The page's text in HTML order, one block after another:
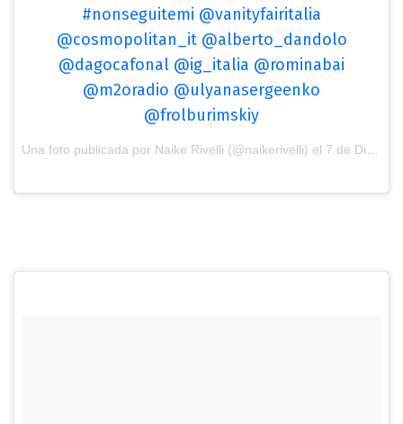
#nonseguitemi @vanityfairitalia
@cosmopolitan_it @alberto_dandolo
@dagocafonal @ig_italia @rominabai
@m2oradio @ulyanasergeenko
@frolburimskiy
Una foto publicada por Naike Rivelli (@naikerivelli) el 7 de Dic de 2016 a la(s) 1:46 PST